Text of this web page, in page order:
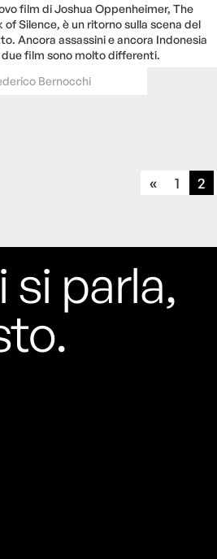
film di Joshua Oppenheimer, The
of Silence, è un ritorno sulla scena del
Ancora assassini e ancora Indonesia
due film sono molto differenti.
Bernocchi
« 1 2
si parla,